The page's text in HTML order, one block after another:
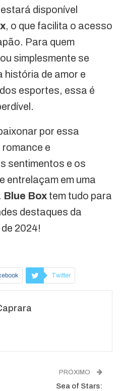
estará disponível
, o que facilita o acesso
Para quem
simplesmente se
história de amor e
esportes, essa é
por essa
e
sentimentos e os
entrelaçam em uma
Blue Box tem tudo para
destaques da
2024!
Twitter
PRÓXIMO
Sea of Stars: